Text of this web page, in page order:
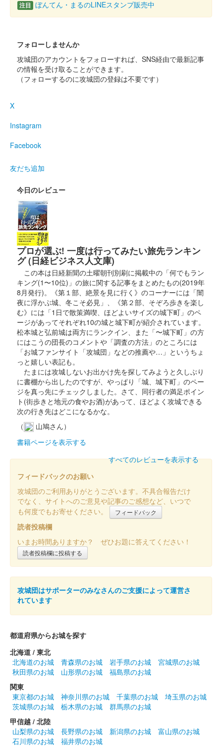
販売終了
常御殿」デザイン入城記念符
販売終了
徴でもある「てりむくり屋根」（※丸みを帯びた屋根）を表現
し、デザインされている。3000枚限定。
二条城 入場記念符
販売終了
にあたる重要文化財の「唐門」の柱や飾り金具を、ジャガード織
機によるレピア織という技術で繊細に表現したデザインになって
いる。500枚限定。
二条城 入場記念符 本丸御殿公開記念 限定版「花
車」デザイン入城記念符
販売終了
元離宮二条城・本丸御殿 公卿之間表廊下の杉戸絵「花車」をモ
チーフとし、花びらの縁など細部にわたり金色の箔押しをちりば
め、杉戸絵「花車」を繊細に表現されている。また、杉戸絵のイ
メージをそのままデザインに……
二条城 入城記念符 限定切り絵入城記念符・黒色
販売終了
本丸御殿公開記念「NAKED 夏祭り 2024 世界遺産・二条城」の
開催記念にて作成された限定切り絵御城印。5000枚限定。黒色
の紙には金色の箔押しが施されている。国宝・二の丸御殿をモチ
ーフに、松や鷹……
二条城 入城記念符 限定切り絵入城記念符・金色
本丸御殿公開記念「NAKED 夏祭り 2024 世界遺産・二条城」の
開催記念にて作成された限定切り絵御城印。5000枚限定。金色
の紙には銀色の箔押しが施されている。国宝・二の丸御殿をモチ
ーフに、松や鷹……
二条城 入城記念符 NAKED夏まつり 2024 世界遺
産・二条城 限定入城記念符
販売終了
開催記念にて作成された御城印。数量限定。一部の文字は銀箔押
しで表現されている。
二条城 入城記念符 レピア織 夏版（ブルー）
販売終了
四季に合わせた4種の織物記念符の1枚。国宝・二の丸御殿の正門
にあたる重要文化財の「唐門」の柱や飾り金具を、ジャガード織
機によるレピア織という技術で繊細に表現したデザインになって
いる。500枚限定。
注目 ぼんてん・まるのLINEスタンプ販売中
フォローしませんか
攻城団のアカウントをフォローすれば、SNS経由で最新記事
の情報を受け取ることができます。
（フォローするのに攻城団の登録は不要です）
X
Instagram
Facebook
友だち追加
今日のレビュー
プロが選ぶ! 一度は行ってみたい旅先ランキン
グ (日経ビジネス人文庫)
この本は日経新聞の土曜朝刊別刷に掲載中の「何でもラン
キング(1〜10位)」の旅に関する記事をまとめたもの(2019年
8月発行)。《第１部、絶景を見に行く》のコーナーには「闇
夜に浮かぶ城、冬こそ必見」、《第２部、そぞろ歩きを楽し
む》には「1日で散策満喫、ほどよいサイズの城下町」のペ
ージがあってそれぞれ10の城と城下町が紹介されています。
松本城と弘前城は両方にランクイン、また「〜城下町」の方
にはこうの団長のコメントや「調査の方法」のところには
「お城ファンサイト「攻城団」などの推薦や…」というちょ
っと嬉しい表記も。
たまには攻城しないお出かけ先を探してみようと久しぶり
に書棚から出したのですが、やっぱり「城、城下町」のペー
ジを真っ先にチェックしました。さて、同行者の満足ポイン
ト(街歩きと地元の食やお酒)があって、ほどよく攻城できる
次の行き先はどこになるかな。
（
山鳩さん）
書籍ページを表示する
すべてのレビューを表示する
フィードバックのお願い
攻城団のご利用ありがとうございます。不具合報告だけ
でなく、サイトへのご意見や記事のご感想など、いつで
も何度でもお寄せください。
フィードバック
読者投稿欄
いまお時間ありますか？ ぜひお題に答えてください！
読者投稿欄に投稿する
攻城団はサポーターのみなさんのご支援によって運営さ
れています
都道府県からお城を探す
北海道 / 東北
北海道のお城
青森県のお城 岩手県のお城
宮城県のお城
秋田県のお城
山形県のお城
福島県のお城
関東
東京都のお城
神奈川県のお城 千葉県のお城
埼玉県のお城
茨城県のお城
栃木県のお城
群馬県のお城
甲信越 / 北陸
山梨県のお城
長野県のお城 新潟県のお城
富山県のお城
石川県のお城
福井県のお城